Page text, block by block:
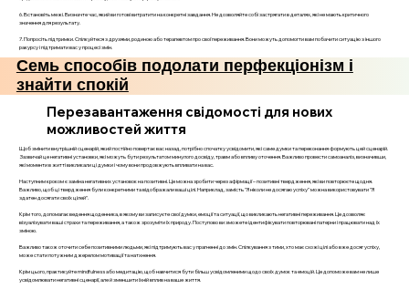
6. Встановіть межі. Визначте час, який ви готові витратити на конкретні завдання. Не дозволяйте собі застрягати в деталях, які не мають критичного
значення для результату.
7. Попросіть підтримки. Спілкуйтеся з друзями, родиною або терапевтом про свої переживання. Вони можуть допомогти вам побачити ситуацію з іншого
ракурсу і підтримати вас у процесі змін.
Семь способів подолати перфекціонізм і
знайти спокій
Перезавантаження свідомості для нових
можливостей життя
Щоб змінити внутрішній сценарій, який постійно повертає вас назад, потрібно спочатку усвідомити, які саме думки та переконання формують цей сценарій.
Зазвичай це негативні установки, які можуть бути результатом минулого досвіду, травм або впливу оточення. Важливо провести самоаналіз, визначивши,
які моменти в житті викликали ці думки і чому вони продовжують впливати на вас.
Наступним кроком є заміна негативних установок на позитивні. Це можна зробити через афірмації – позитивні твердження, які ви повторюєте щодня.
Важливо, щоб ці твердження були конкретними та відображали ваші цілі. Наприклад, замість "Я ніколи не досягаю успіху" можна використовувати "Я
здатен досягати своїх цілей".
Крім того, допомагає ведення щоденника, в якому ви записуєте свої думки, емоції та ситуації, що викликають негативні переживання. Це дозволяє
візуалізувати ваші страхи та переживання, а також зрозуміти їх природу. Поступово ви зможете ідентифікувати повторювані патерни і працювати над їх
зміною.
Важливо також оточити себе позитивними людьми, які підтримують вас у прагненні до змін. Спілкування з тими, хто має схожі цілі або вже досяг успіху,
може стати потужним джерелом мотивації та натхнення.
Крім цього, практикуйте mindfulness або медитацію, щоб навчитися бути більш усвідомленими щодо своїх думок та емоцій. Це допоможе вам не лише
усвідомлювати негативні сценарії, але й зменшити їхній вплив на ваше життя.